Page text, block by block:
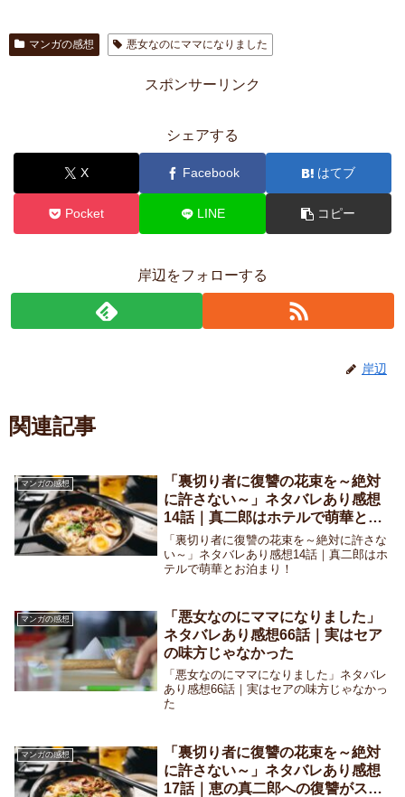
マンガの感想 悪女なのにママになりました
スポンサーリンク
シェアする
X Facebook はてブ
Pocket LINE コピー
岸辺をフォローする
岸辺
関連記事
マンガの感想
「裏切り者に復讐の花束を～絶対
に許さない～」ネタバレあり感想
14話｜真二郎はホテルで萌華とお
泊まり！
「裏切り者に復讐の花束を～絶対に許さな
い～」ネタバレあり感想14話｜真二郎はホ
テルで萌華とお泊まり！
マンガの感想
「悪女なのにママになりました」
ネタバレあり感想66話｜実はセア
の味方じゃなかった
「悪女なのにママになりました」ネタバレ
あり感想66話｜実はセアの味方じゃなかっ
た
マンガの感想
「裏切り者に復讐の花束を～絶対
に許さない～」ネタバレあり感想
17話｜恵の真二郎への復讐がスタ